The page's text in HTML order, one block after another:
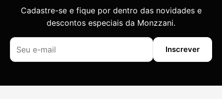
Cadastre-se e fique por dentro das novidades e
descontos especiais da Monzzani.
Inscrever